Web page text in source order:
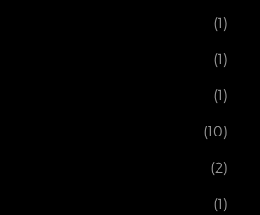
(1)
(1)
(1)
(10)
(2)
(1)